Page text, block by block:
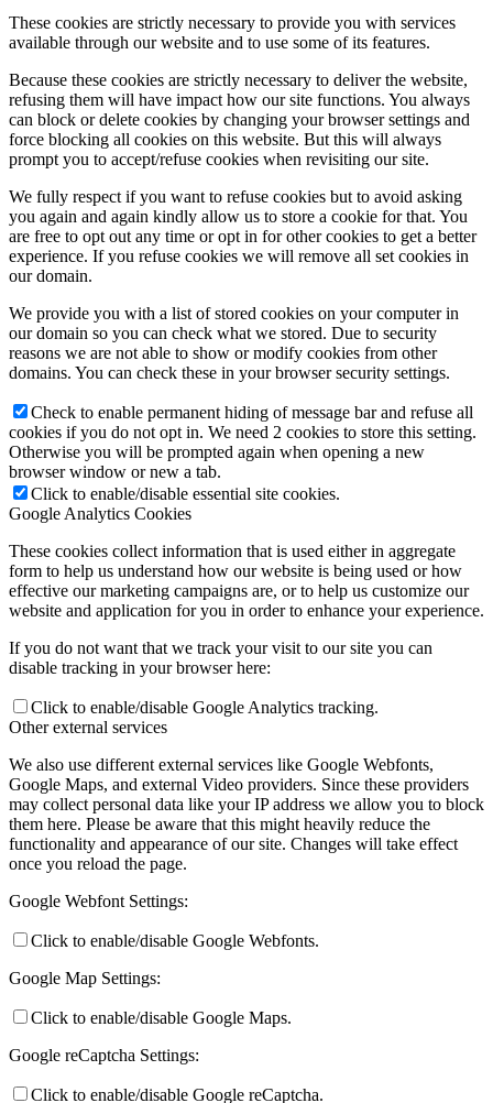
These cookies are strictly necessary to provide you with services
available through our website and to use some of its features.
Because these cookies are strictly necessary to deliver the website,
refusing them will have impact how our site functions. You always
can block or delete cookies by changing your browser settings and
force blocking all cookies on this website. But this will always
prompt you to accept/refuse cookies when revisiting our site.
We fully respect if you want to refuse cookies but to avoid asking
you again and again kindly allow us to store a cookie for that. You
are free to opt out any time or opt in for other cookies to get a better
experience. If you refuse cookies we will remove all set cookies in
our domain.
We provide you with a list of stored cookies on your computer in
our domain so you can check what we stored. Due to security
reasons we are not able to show or modify cookies from other
domains. You can check these in your browser security settings.
Check to enable permanent hiding of message bar and refuse all
cookies if you do not opt in. We need 2 cookies to store this setting.
Otherwise you will be prompted again when opening a new
browser window or new a tab.
Click to enable/disable essential site cookies.
Google Analytics Cookies
These cookies collect information that is used either in aggregate
form to help us understand how our website is being used or how
effective our marketing campaigns are, or to help us customize our
website and application for you in order to enhance your experience.
If you do not want that we track your visit to our site you can
disable tracking in your browser here:
Click to enable/disable Google Analytics tracking.
Other external services
We also use different external services like Google Webfonts,
Google Maps, and external Video providers. Since these providers
may collect personal data like your IP address we allow you to block
them here. Please be aware that this might heavily reduce the
functionality and appearance of our site. Changes will take effect
once you reload the page.
Google Webfont Settings:
Click to enable/disable Google Webfonts.
Google Map Settings:
Click to enable/disable Google Maps.
Google reCaptcha Settings:
Click to enable/disable Google reCaptcha.